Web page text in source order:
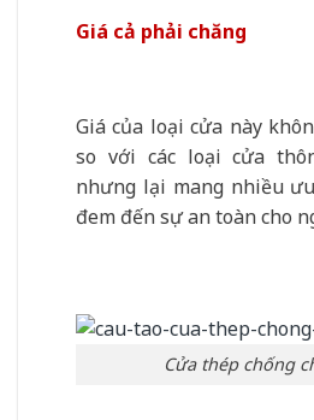
Giá cả phải chăng
Giá của loại cửa này
so với các loại cửa
nhưng lại mang nhiều
đem đến sự an toàn cho
Cửa thép chống